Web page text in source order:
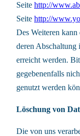
Seite http://
Seite http://
Des Weiteren
deren Abschaltung
erreicht werden.
gegebenenfalls
genutzt werden
Löschung von
Die von uns